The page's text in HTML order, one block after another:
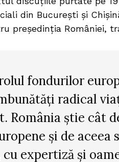
din București și
președinția României,
fondurilor
radical
România știe cât
și de aceea
expertiză și